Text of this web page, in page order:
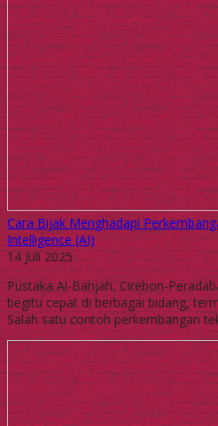
Cara Bijak Menghadapi
Intelligence (AI)
14 Juli 2025
Pustaka Al-Bahjah, Cirebon-
begitu cepat di berbagai bidang,
Salah satu contoh perkembangan